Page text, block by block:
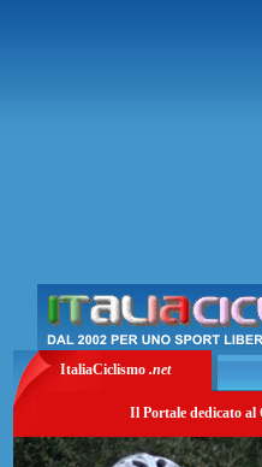
ItaliaCiclismo .net
Il Portale dedicato